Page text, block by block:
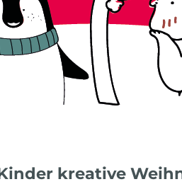
kreative